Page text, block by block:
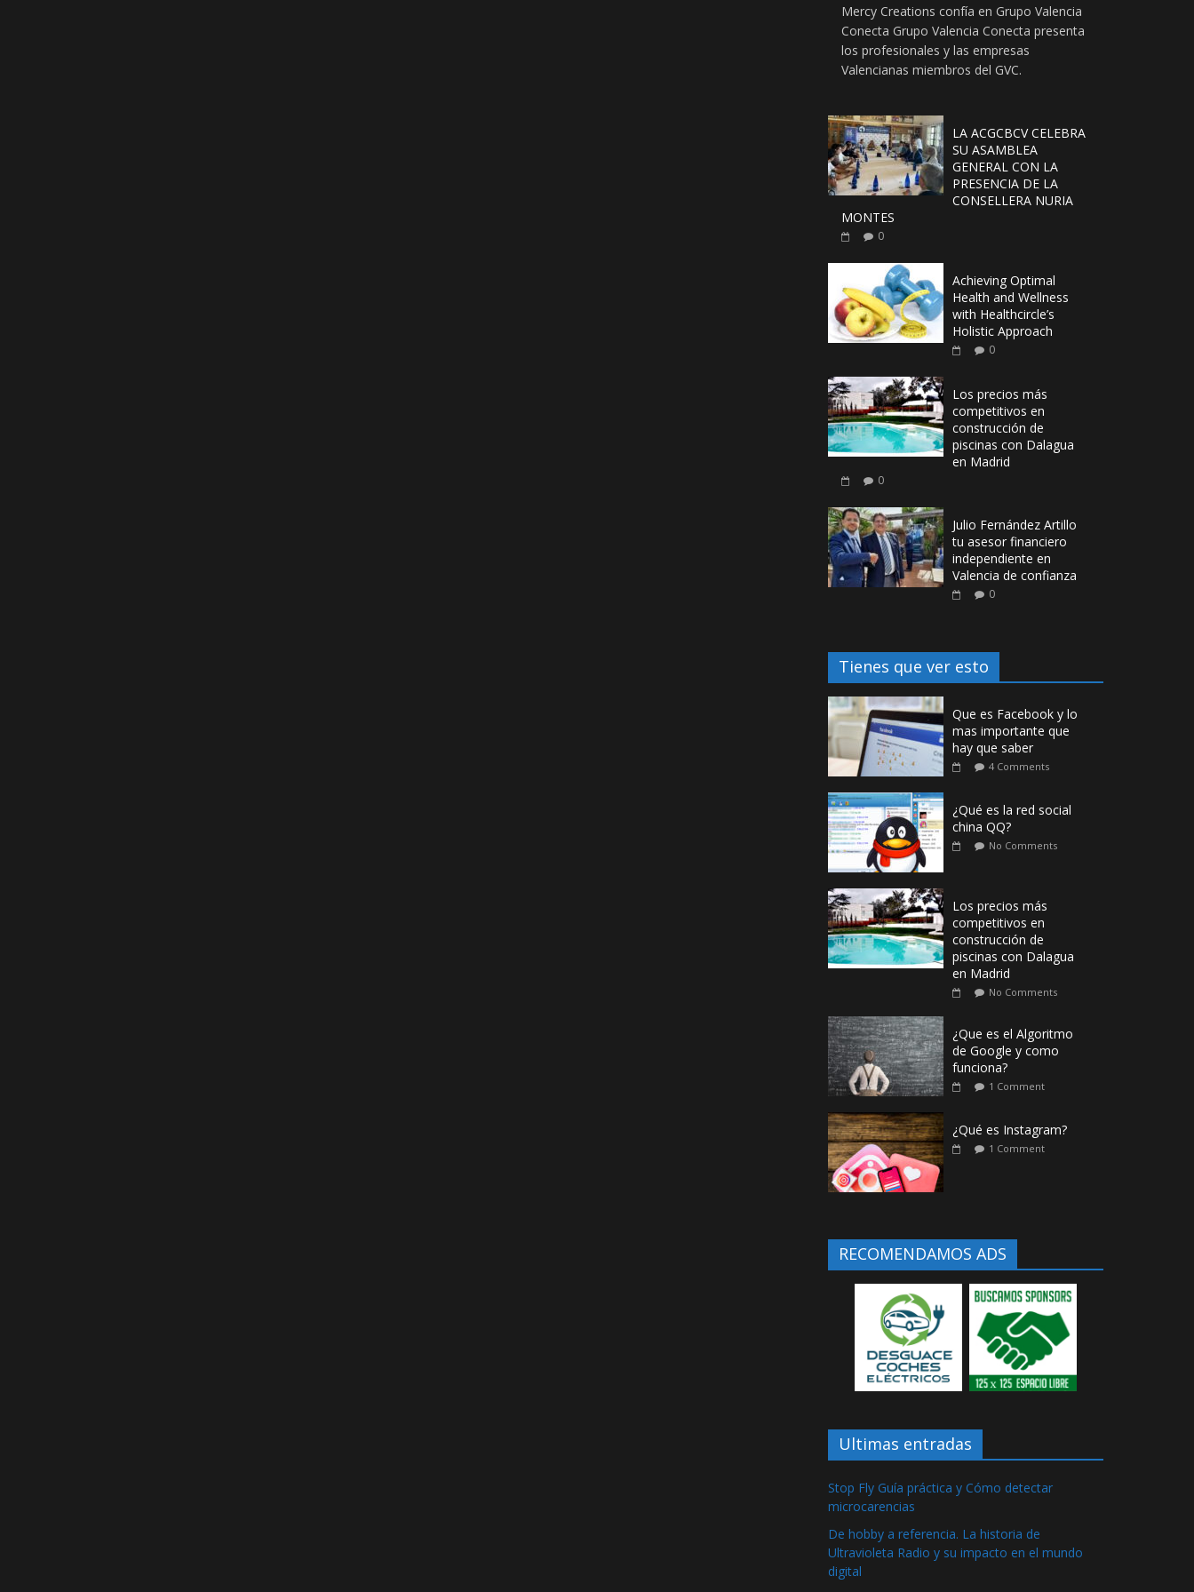
Mercy Creations confía en Grupo Valencia
Conecta Grupo Valencia Conecta presenta
los profesionales y las empresas
Valencianas miembros del GVC.
LA ACGCBCV CELEBRA
SU ASAMBLEA
GENERAL CON LA
PRESENCIA DE LA
CONSELLERA NURIA
MONTES
0
Achieving Optimal
Health and Wellness
with Healthcircle’s
Holistic Approach
0
Los precios más
competitivos en
construcción de
piscinas con Dalagua
en Madrid
0
Julio Fernández Artillo
tu asesor financiero
independiente en
Valencia de confianza
0
Tienes que ver esto
Que es Facebook y lo
mas importante que
hay que saber
4 Comments
¿Qué es la red social
china QQ?
No Comments
Los precios más
competitivos en
construcción de
piscinas con Dalagua
en Madrid
No Comments
¿Que es el Algoritmo
de Google y como
funciona?
1 Comment
¿Qué es Instagram?
1 Comment
RECOMENDAMOS ADS
Ultimas entradas
Stop Fly Guía práctica y Cómo detectar
microcarencias
De hobby a referencia. La historia de
Ultravioleta Radio y su impacto en el mundo
digital